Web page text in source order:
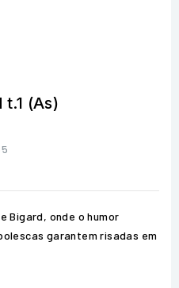
(As)
Bigard, onde o humor
garantem risadas em